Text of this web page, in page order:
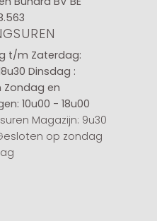
t/m Zaterdag:
Dinsdag :
Zondag en
10u00 - 18u00
Magazijn: 9u30
op zondag